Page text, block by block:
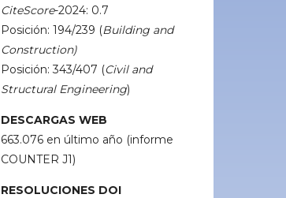
CiteScore-2024: 0.7
Posición: 194/239 (Building and
Construction)
Posición: 343/407 (Civil and
Structural Engineering)
DESCARGAS WEB
663.076 en último año (informe
COUNTER J1)
RESOLUCIONES DOI